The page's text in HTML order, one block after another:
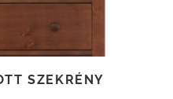
SZEKRÉNY